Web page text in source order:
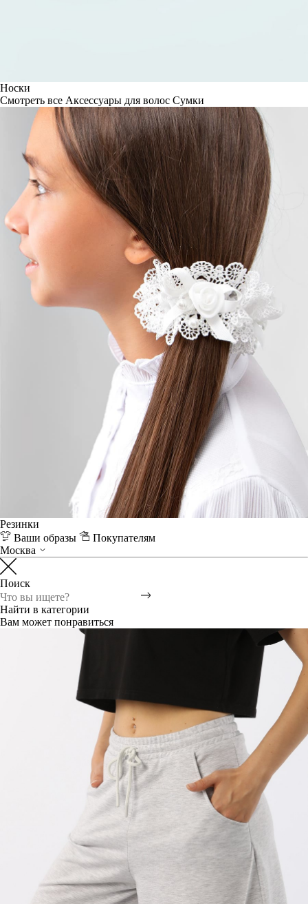
Носки
Смотреть все Аксессуары для волос Сумки
Резинки
Ваши образы
Покупателям
Москва
Поиск
Найти в категории
Вам может понравиться